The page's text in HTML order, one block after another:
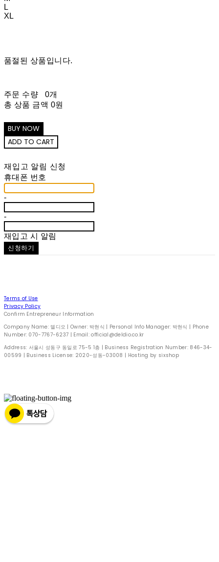
L
XL
품절된 상품입니다.
주문 수량
0개
총 상품 금액 0원
재입고 알림 신청
휴대폰 번호
-
-
재입고 시 알림
신청하기
Terms of Use
Privacy Policy
Confirm Entrepreneur Information
Company Name: 델디오 | Owner: 박현식 | Personal Info Manager: 박현식 | Phone
Number: 070-7767-6237 | Email: official@deldio.co.kr
Address: 서울시 성동구 동일로 75-5 1층 | Business Registration Number: 846-34-
00599 | Business License: 2020-성동-03008 | Hosting by sixshop